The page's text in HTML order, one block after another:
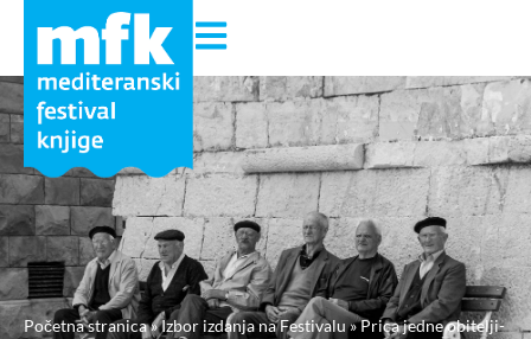
Početna stranica»Izbor izdanja na Festivalu»Prica jedne obitelji-